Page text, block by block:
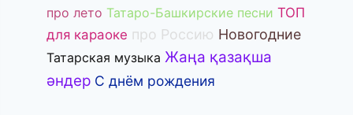
про лето Татаро-Башкирские песни ТОП
для караоке про Россию Новогодние
Татарская музыка Жаңа қазақша
әндер С днём рождения